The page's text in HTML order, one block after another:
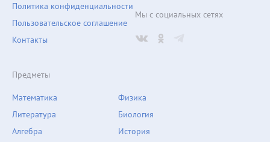
Предметы
Математика
Литература
Алгебра
Физика
Биология
История
Политика конфиденциальности
Пользовательское соглашение
Контакты
Мы с социальных сетях